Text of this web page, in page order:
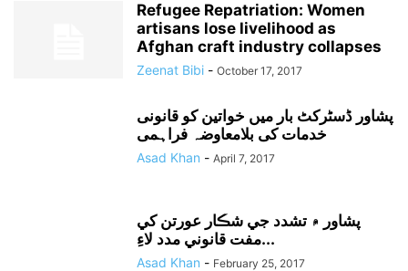
Refugee Repatriation: Women
artisans lose livelihood as
Afghan craft industry collapses
Zeenat Bibi - October 17, 2017
پشاور ڈسٹرکٹ بار میں خواتین کو قانونی
خدمات کی بلامعاوضہ فراہمی
Asad Khan - April 7, 2017
پشاور ۾ تشدد جي شڪار عورتن کي
مفت قانوني مدد لاءِ...
Asad Khan - February 25, 2017